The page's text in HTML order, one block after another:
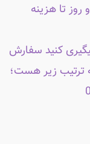
تا هزینه
کنید سفارش
ترتیب زیر هست؛